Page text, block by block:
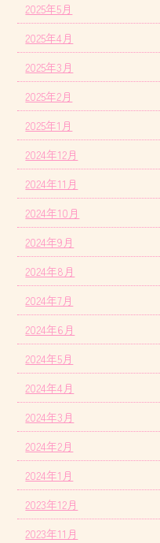
2025年5月
2025年4月
2025年3月
2025年2月
2025年1月
2024年12月
2024年11月
2024年10月
2024年9月
2024年8月
2024年7月
2024年6月
2024年5月
2024年4月
2024年3月
2024年2月
2024年1月
2023年12月
2023年11月